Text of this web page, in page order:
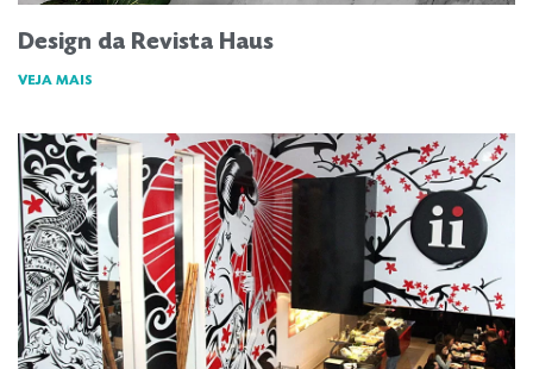
Design da Revista Haus
VEJA MAIS